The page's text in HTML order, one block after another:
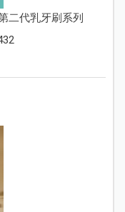
二代乳牙刷系列